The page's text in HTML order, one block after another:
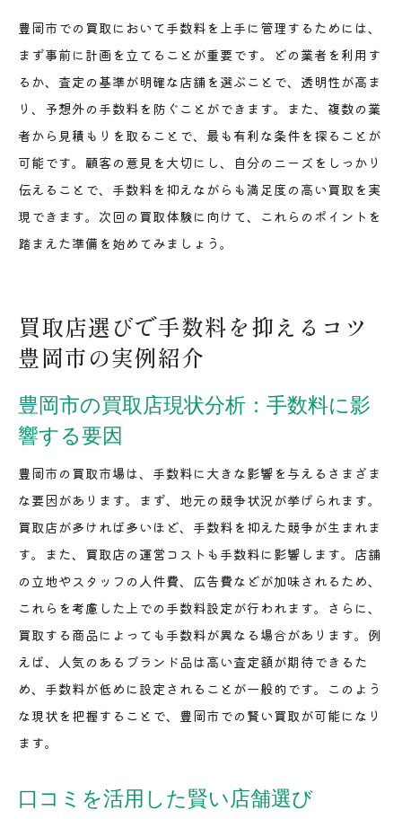
手数料を抑えた賢い取引のための最適解
豊岡市での買取において手数料を上手に管理するためには、
まず事前に計画を立てることが重要です。どの業者を利用す
るか、査定の基準が明確な店舗を選ぶことで、透明性が高ま
り、予想外の手数料を防ぐことができます。また、複数の業
者から見積もりを取ることで、最も有利な条件を探ることが
可能です。顧客の意見を大切にし、自分のニーズをしっかり
伝えることで、手数料を抑えながらも満足度の高い買取を実
現できます。次回の買取体験に向けて、これらのポイントを
踏まえた準備を始めてみましょう。
買取店選びで手数料を抑えるコツ
豊岡市の実例紹介
豊岡市の買取店現状分析：手数料に影
響する要因
豊岡市の買取市場は、手数料に大きな影響を与えるさまざま
な要因があります。まず、地元の競争状況が挙げられます。
買取店が多ければ多いほど、手数料を抑えた競争が生まれま
す。また、買取店の運営コストも手数料に影響します。店舗
の立地やスタッフの人件費、広告費などが加味されるため、
これらを考慮した上での手数料設定が行われます。さらに、
買取する商品によっても手数料が異なる場合があります。例
えば、人気のあるブランド品は高い査定額が期待できるた
め、手数料が低めに設定されることが一般的です。このよう
な現状を把握することで、豊岡市での賢い買取が可能になり
ます。
口コミを活用した賢い店舗選び